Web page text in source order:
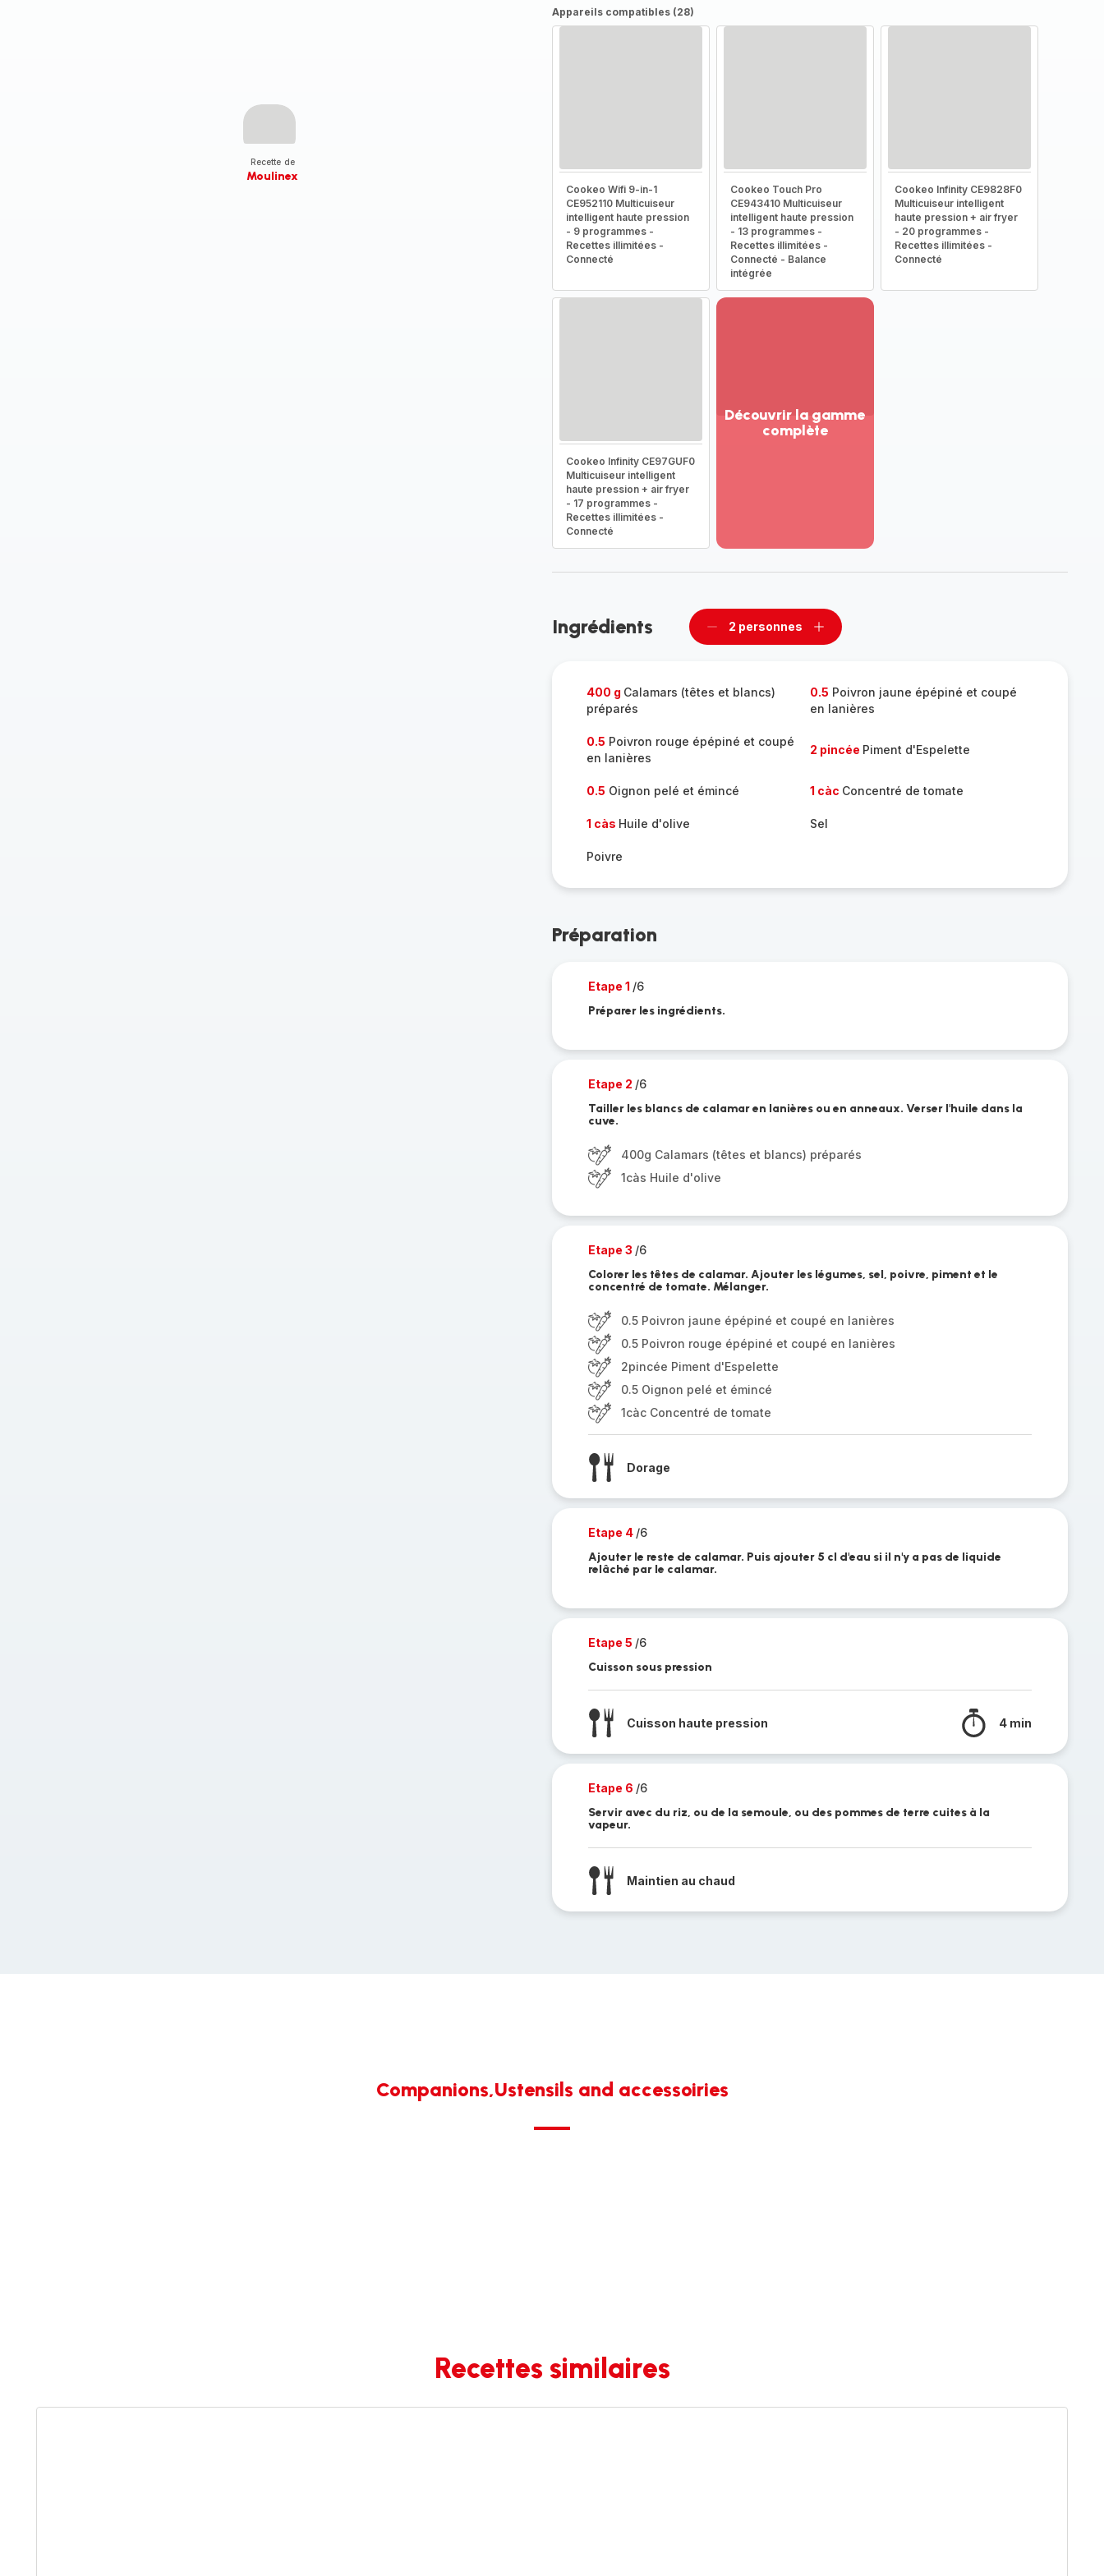
Recette de
Moulinex
Appareils compatibles (28)
Cookeo Wifi 9-in-1
CE952110 Multicuiseur
intelligent haute pression
- 9 programmes -
Recettes illimitées -
Connecté
Cookeo Touch Pro
CE943410 Multicuiseur
intelligent haute pression
- 13 programmes -
Recettes illimitées -
Connecté - Balance
intégrée
Cookeo Infinity CE9828F0
Multicuiseur intelligent
haute pression + air fryer
- 20 programmes -
Recettes illimitées -
Connecté
Cookeo Infinity CE97GUF0
Multicuiseur intelligent
haute pression + air fryer
- 17 programmes -
Recettes illimitées -
Connecté
Découvrir la gamme
complète
complète
Ingrédients
Supprimer
2 personnes
Ajouter
400 g Calamars (têtes et blancs)
préparés
0.5 Poivron jaune épépiné et coupé
en lanières
0.5 Poivron rouge épépiné et coupé
en lanières
2 pincée Piment d'Espelette
0.5 Oignon pelé et émincé 1 càc Concentré de tomate
1 càs Huile d'olive Sel
Poivre
Préparation
Etape 1 /6
Préparer les ingrédients.
Etape 2 /6
Tailler les blancs de calamar en lanières ou en anneaux. Verser l'huile dans la
cuve.
400g Calamars (têtes et blancs) préparés
1càs Huile d'olive
Etape 3 /6
Colorer les têtes de calamar. Ajouter les légumes, sel, poivre, piment et le
concentré de tomate. Mélanger.
0.5 Poivron jaune épépiné et coupé en lanières
0.5 Poivron rouge épépiné et coupé en lanières
2pincée Piment d'Espelette
0.5 Oignon pelé et émincé
1càc Concentré de tomate
Dorage
Etape 4 /6
Ajouter le reste de calamar. Puis ajouter 5 cl d'eau si il n'y a pas de liquide
relâché par le calamar.
Etape 5 /6
Cuisson sous pression
Cuisson haute pression 4 min
Etape 6 /6
Servir avec du riz, ou de la semoule, ou des pommes de terre cuites à la
vapeur.
Maintien au chaud
Companions,Ustensils and accessoiries
Recettes similaires